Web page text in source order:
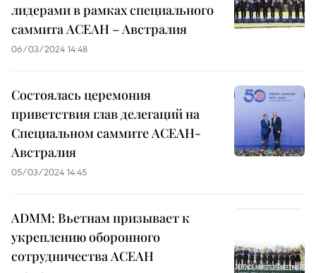
лидерами в рамках специального
саммита АСЕАН – Австралия
06/03/2024 14:48
Состоялась церемония
приветствия глав делегаций на
Специальном саммите АСЕАН-
Австралия
05/03/2024 14:45
ADMM: Вьетнам призывает к
укреплению оборонного
сотрудничества АСЕАН